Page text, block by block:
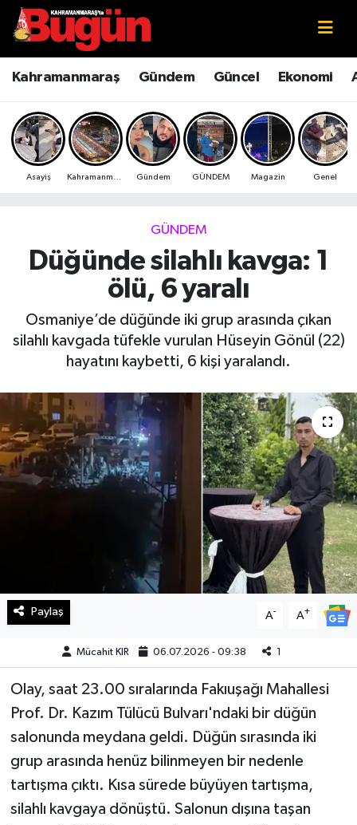
Kahramanmaraş Gündem Güncel Ekonomi
Asayiş Gündem GÜNDEM Magazin Genel
GÜNDEM
Düğünde silahlı kavga: 1
ölü, 6 yaralı
Osmaniye’de düğünde iki grup arasında çıkan
silahlı kavgada tüfekle vurulan Hüseyin Gönül (22)
hayatını kaybetti, 6 kişi yaralandı.
Paylaş A- A+
Mücahit KIR 06.07.2026 - 09:38 1
Olay, saat 23.00 sıralarında Fakıuşağı Mahallesi
Prof. Dr. Kazım Tülücü Bulvarı'ndaki bir düğün
salonunda meydana geldi. Düğün sırasında iki
grup arasında henüz bilinmeyen bir nedenle
tartışma çıktı. Kısa sürede büyüyen tartışma,
silahlı kavgaya dönüştü. Salonun dışına taşan
Kahramanmaraş
Kahramanmaraş Sokak Röportajları
Bilim ve Teknoloji
Çevre
Ekonomi
Güncel
Kültür Sanat
Magazin
Resmi İlan
Spor
SürManşet
Teknoloji
Yaşam
Kahramanmaraş Nöbetçi Eczaneler
Kahramanmaraş Hava Durumu
Kahramanmaraş Namaz Vakitleri
Kahramanmaraş Trafik Yoğunluk Haritası
Süper Lig Puan Durumu ve Fikstür
Tüm Manşetler
Son Dakika Haberleri
Haber Arşivi